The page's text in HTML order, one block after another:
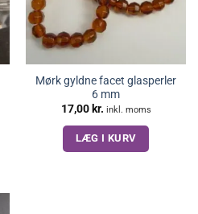
Mørk gyldne facet glasperler
6 mm
17,00 kr. inkl. moms
LÆG I KURV